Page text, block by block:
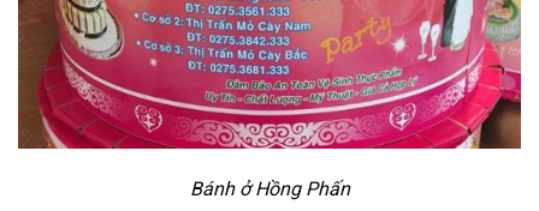
Bánh ở Hồng Phấn